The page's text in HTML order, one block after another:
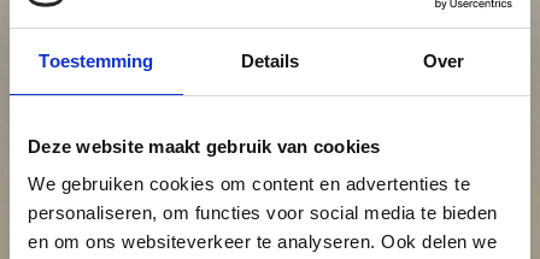
Toestemming Details Over
Deze website maakt gebruik van cookies
We gebruiken cookies om content en advertenties te
personaliseren, om functies voor social media te bieden
en om ons websiteverkeer te analyseren. Ook delen we